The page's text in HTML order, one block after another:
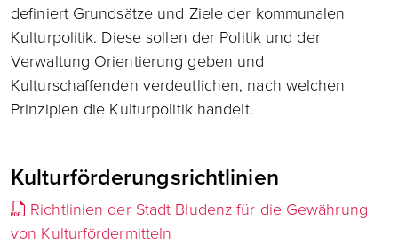
definiert Grundsätze und Ziele der kommunalen
Kulturpolitik. Diese sollen der Politik und der
Verwaltung Orientierung geben und
Kulturschaffenden verdeutlichen, nach welchen
Prinzipien die Kulturpolitik handelt.
Kulturförderungsrichtlinien
Richtlinien der Stadt Bludenz für die Gewährung
von Kulturfördermitteln